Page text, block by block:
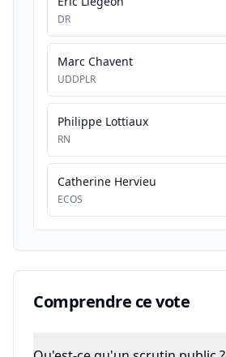
DR
Marc Chavent
UDDPLR
Philippe Lottiaux
RN
Catherine Hervieu
ECOS
Comprendre ce vote